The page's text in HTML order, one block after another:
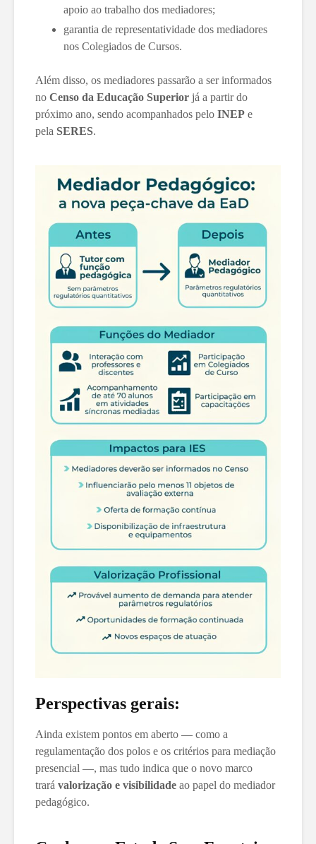
apoio ao trabalho dos mediadores;
garantia de representatividade dos mediadores
nos Colegiados de Cursos.
Além disso, os mediadores passarão a ser informados
no Censo da Educação Superior já a partir do
próximo ano, sendo acompanhados pelo INEP e
pela SERES.
Perspectivas gerais:
Ainda existem pontos em aberto — como a
regulamentação dos polos e os critérios para mediação
presencial —, mas tudo indica que o novo marco
trará valorização e visibilidade ao papel do mediador
pedagógico.